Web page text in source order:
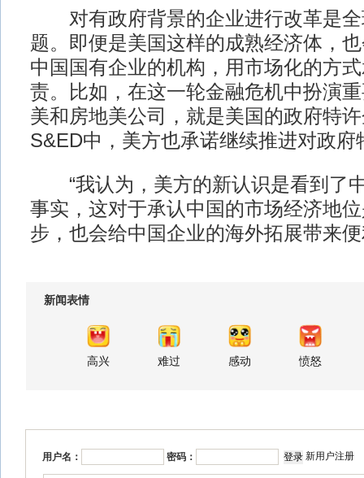
对有政府背景的企业进行改革是全
题。即便是美国这样的成熟经济体，
中国国有企业的机构，用市场化的方
责。比如，在这一轮金融危机中扮演
美和房地美公司，就是美国的政府特
S&ED中，美方也承诺继续推进对政府
“我认为，美方的新认识是看到了
事实，这对于承认中国的市场经济地
步，也会给中国企业的海外拓展带来
新闻表情
高兴 难过 感动 愤怒
用户名： 密码： 新用户注册